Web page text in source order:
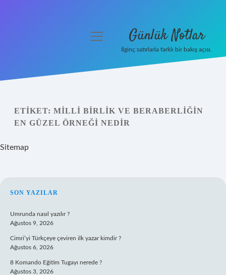
Yasal Uyarı
menüyü
Günlük Notlar
İlginç satırlarla farklı bir bakış açısı.
ETIKET: MILLI BIRLIK VE BERABERLIĞIN
EN GÜZEL ÖRNEĞI NEDIR
Sitemap
SIDEBAR
SON YAZILAR
Umrunda nasıl yazılır ?
Ağustos 9, 2026
Cimri’yi Türkçeye çeviren ilk yazar kimdir ?
Ağustos 6, 2026
8 Komando Eğitim Tugayı nerede ?
Ağustos 3, 2026